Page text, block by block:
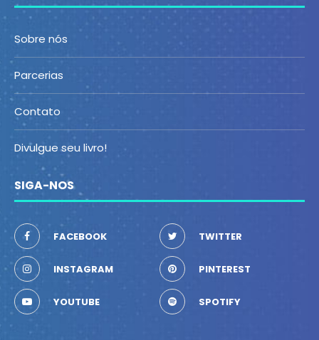
Sobre nós
Parcerias
Contato
Divulgue seu livro!
SIGA-NOS
FACEBOOK TWITTER
INSTAGRAM PINTEREST
YOUTUBE SPOTIFY